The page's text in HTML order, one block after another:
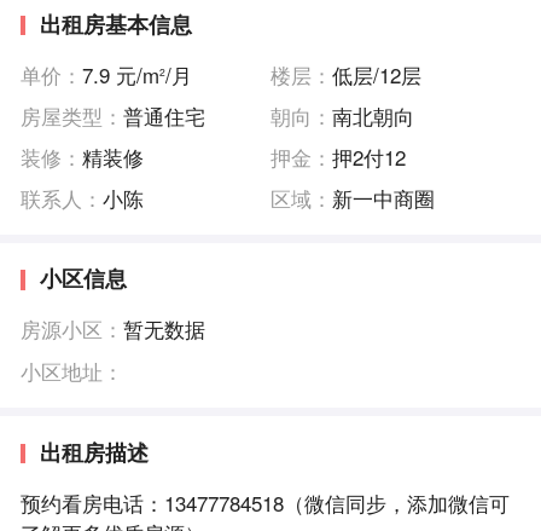
出租房基本信息
单价： 7.9 元/m2/月 楼层： 低层/12层
房屋类型： 普通住宅 朝向： 南北朝向
装修： 精装修 押金： 押2付12
联系人： 小陈 区域： 新一中商圈
小区信息
房源小区： 暂无数据
小区地址：
出租房描述
预约看房电话：13477784518（微信同步，添加微信可